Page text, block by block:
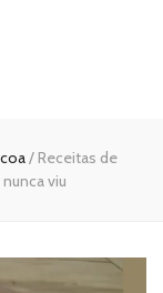
/ Receitas de
viu